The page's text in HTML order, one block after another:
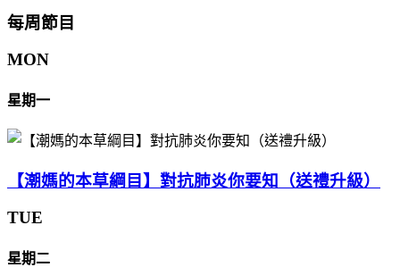
每周節目
MON
星期一
【潮媽的本草綱目】對抗肺炎你要知（送禮升級）
TUE
星期二